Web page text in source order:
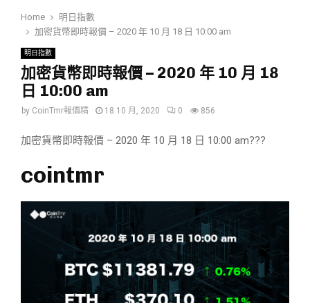
Home
明日指數
加密貨幣即時報價 – 2020 年 10 月 18 日 10:00 am
明日指數
加密貨幣即時報價 – 2020 年 10 月 18
日 10:00 am
by CoinTmr報價精 18 10 月, 2020 0 856
加密貨幣即時報價 – 2020 年 10 月 18 日 10:00 am???
cointmr